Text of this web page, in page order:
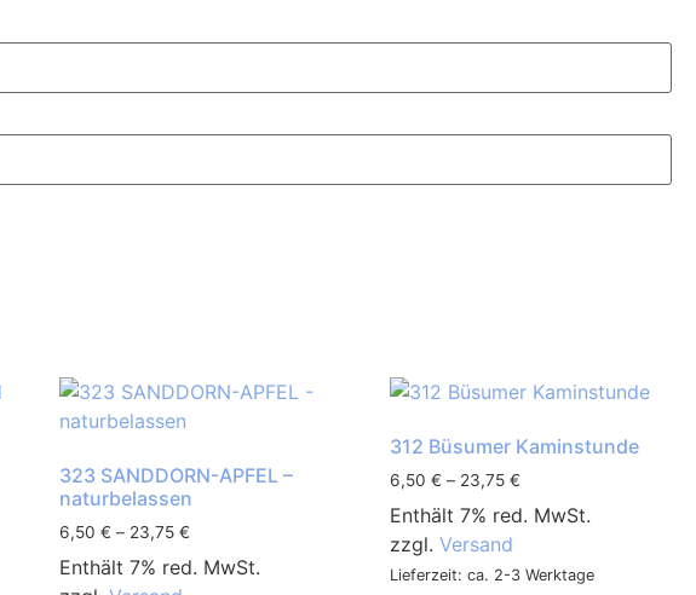
323 SANDDORN-APFEL –
naturbelassen
6,50€ – 23,75€
Enthält 7% red. MwSt.
312 Büsumer Kaminstunde
6,50€ – 23,75€
Enthält 7% red. MwSt.
zzgl.Versand
Lieferzeit: ca. 2-3 Werktage